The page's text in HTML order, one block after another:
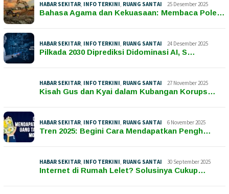
HABAR SEKITAR, INFO TERKINI, RUANG SANTAI 25 Desember 2025
Bahasa Agama dan Kekuasaan: Membaca Pole…
HABAR SEKITAR, INFO TERKINI, RUANG SANTAI 24 Desember 2025
Pilkada 2030 Diprediksi Didominasi AI, S…
HABAR SEKITAR, INFO TERKINI, RUANG SANTAI 27 November 2025
Kisah Gus dan Kyai dalam Kubangan Korups…
HABAR SEKITAR, INFO TERKINI, RUANG SANTAI 6 November 2025
Tren 2025: Begini Cara Mendapatkan Pengh…
HABAR SEKITAR, INFO TERKINI, RUANG SANTAI 30 September 2025
Internet di Rumah Lelet? Solusinya Cukup…